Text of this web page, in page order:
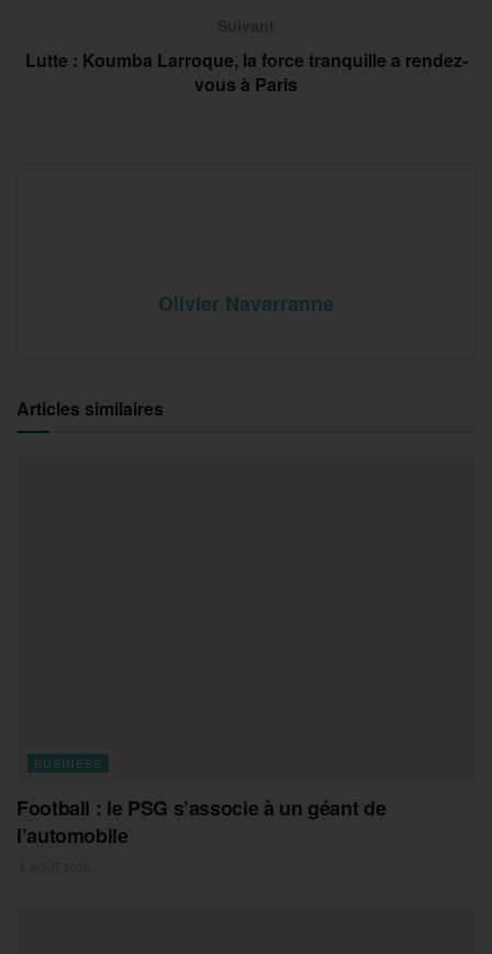
Lutte : Koumba Larroque, la force tranquille a rendez-
vous à Paris
Olivier Navarranne
Articles similaires
BUSINESS
Football : le PSG s’associe à un géant de
l’automobile